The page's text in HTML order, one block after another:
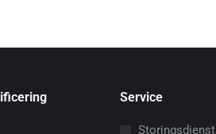
Service
Storingsdienst